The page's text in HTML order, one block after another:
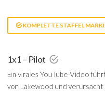
KOMPLETTE STAFFEL
1x1 – Pilot
Ein virales YouTube-Video
von Lakewood und